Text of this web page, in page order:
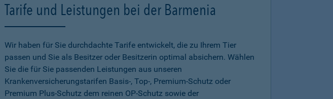
Tarife und Leistungen bei der Barmenia
Wir haben für Sie durchdachte Tarife entwickelt, die zu Ihrem Tier
passen und Sie als Besitzer oder Besitzerin optimal absichern. Wählen
Sie die für Sie passenden Leistungen aus unseren
Krankenversicherungstarifen Basis-, Top-, Premium-Schutz oder
Premium Plus-Schutz dem reinen OP-Schutz sowie der